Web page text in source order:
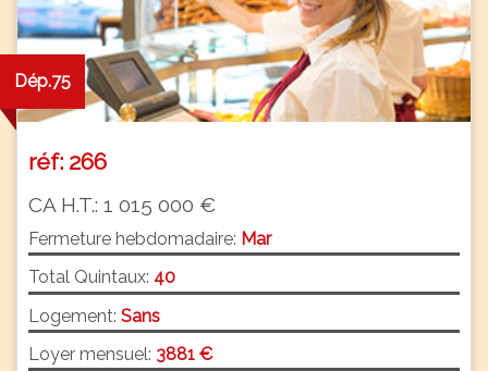
Dép.75
réf: 266
CA H.T.: 1 015 000 €
Fermeture hebdomadaire: Mar
Total Quintaux: 40
Logement: Sans
Loyer mensuel: 3881 €